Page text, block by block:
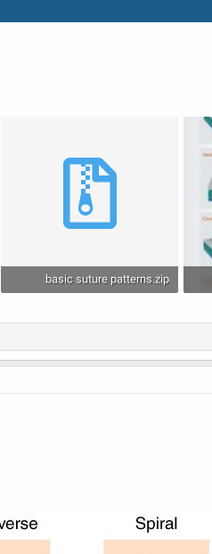
basic suture patterns.zip